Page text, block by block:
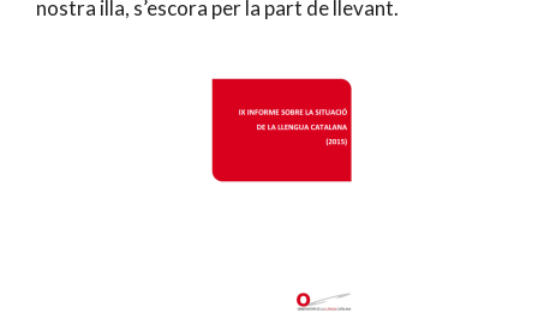
nostra illa, s’escora per la part de llevant.